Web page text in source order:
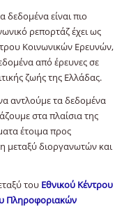
είναι πιο
ρεπορτάζ έχει ως
Κοινωνικών Ερευνών,
από έρευνες σε
ζωής της Ελλάδας.
αντλούμε τα δεδομένα
στα πλαίσια της
έτοιμα προς
μεταξύ διοργανωτών και
του Εθνικού Κέντρου
Πληροφοριακών